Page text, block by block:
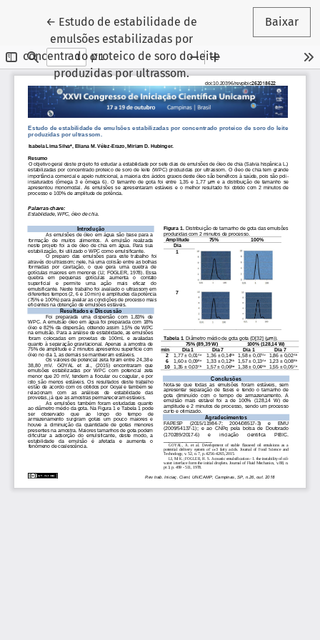
← Voltar aos Detalhes do Artigo
Estudo de estabilidade de
emulsões estabilizadas por
concentrado proteico de soro do leite
produzidas por ultrassom.
Baixar